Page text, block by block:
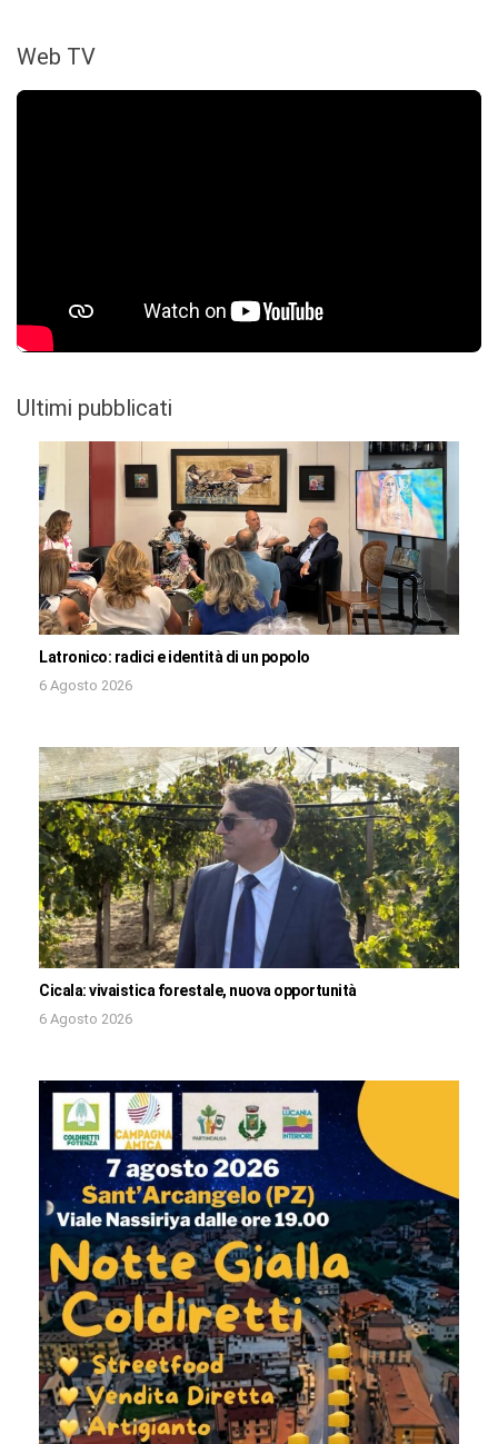
Web TV
Ultimi pubblicati
Latronico: radici e identità di un popolo
6 Agosto 2026
Cicala: vivaistica forestale, nuova opportunità
6 Agosto 2026